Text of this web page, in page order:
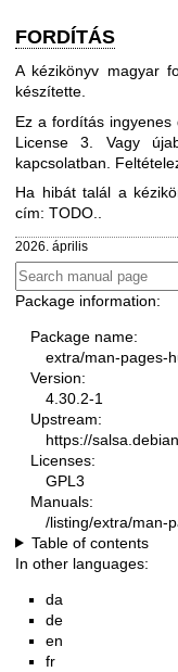
FORDÍTÁS
A kézikönyv magyar
készítette.
Ez a fordítás
License 3 . Vagy
kapcsolatban.
Ha hibát talál a
cím: TODO..
2026. április
Package information:
Package name:
extra/man-pages-
Version:
4.30.2-1
Upstream:
https://
Licenses:
GPL3
Manuals:
/listing/extra/man-
Table of contents
In other languages:
da
de
en
fr